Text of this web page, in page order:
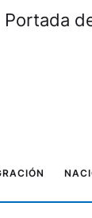
Portada